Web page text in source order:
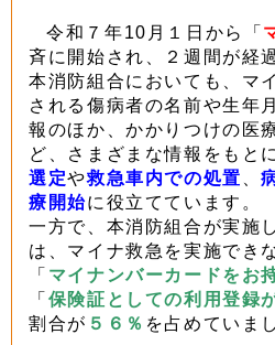
令和７年10月１日から「
斉に開始され、２週間が経
本消防組合においても、マ
される傷病者の名前や生年
報のほか、かかりつけの医
ど、さまざまな情報をもと
選定や救急車内での処置 、
療開始に役立てています。
一方で、本消防組合が実施
は、マイナ救急を実施でき
「 マイナンバーカードをお
「 保険証としての利用登録
割合が ５６％ を占めていま